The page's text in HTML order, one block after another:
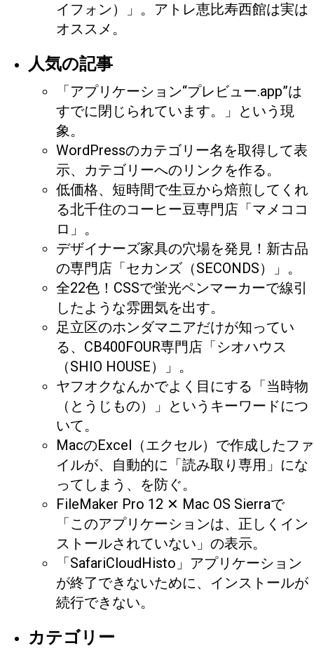
イフォン）」。アトレ恵比寿西館は実は
オススメ。
人気の記事
「アプリケーション“プレビュー.app”は
すでに閉じられています。」という現
象。
WordPressのカテゴリー名を取得して表
示、カテゴリーへのリンクを作る。
低価格、短時間で生豆から焙煎してくれ
る北千住のコーヒー豆専門店「マメココ
ロ」。
デザイナーズ家具の穴場を発見！新古品
の専門店「セカンズ（SECONDS）」。
全22色！CSSで蛍光ペンマーカーで線引
したような雰囲気を出す。
足立区のホンダマニアだけが知ってい
る、CB400FOUR専門店「シオハウス
（SHIO HOUSE）」。
ヤフオクなんかでよく目にする「当時物
（とうじもの）」というキーワードにつ
いて。
MacのExcel（エクセル）で作成したファ
イルが、自動的に「読み取り専用」にな
ってしまう、を防ぐ。
FileMaker Pro 12 ✕ Mac OS Sierraで
「このアプリケーションは、正しくイン
ストールされていない」の表示。
「SafariCloudHisto」アプリケーション
が終了できないために、インストールが
続行できない。
カテゴリー